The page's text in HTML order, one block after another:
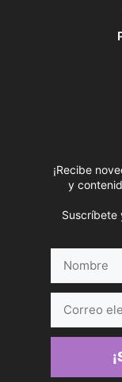
¡Recibe
y
Suscríbete
electrónico